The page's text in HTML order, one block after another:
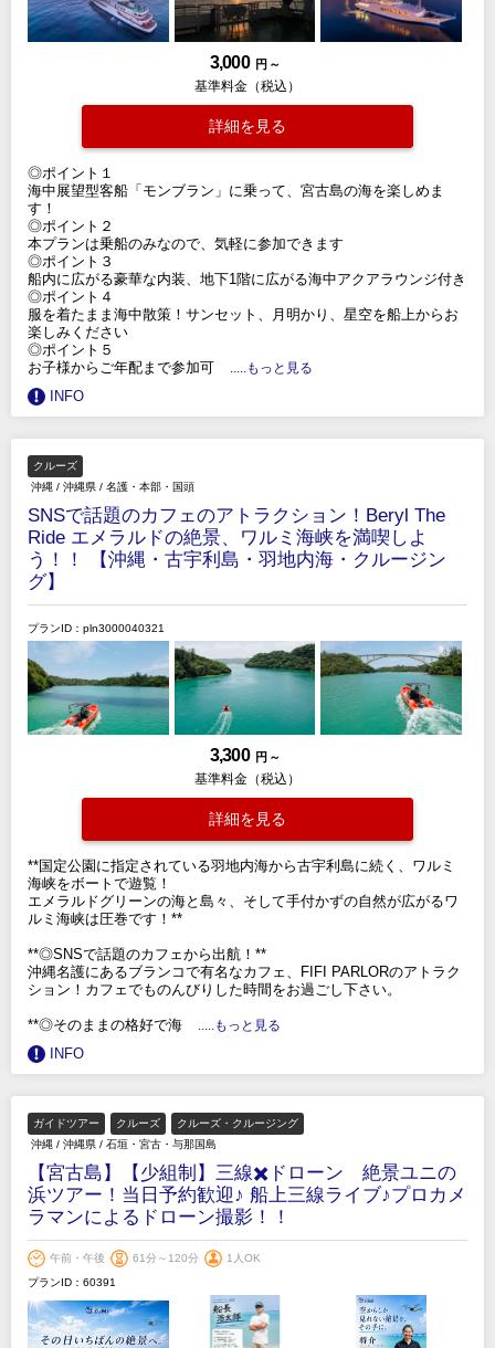
3,000 円 ～
基準料金（税込）
詳細を見る
◎ポイント１
海中展望型客船「モンブラン」に乗って、宮古島の海を楽しめま
す！
◎ポイント２
本プランは乗船のみなので、気軽に参加できます
◎ポイント３
船内に広がる豪華な内装、地下1階に広がる海中アクアラウンジ付き
◎ポイント４
服を着たまま海中散策！サンセット、月明かり、星空を船上からお
楽しみください
◎ポイント５
お子様からご年配まで参加可
.....もっと見る
INFO
クルーズ
沖縄 / 沖縄県 / 名護・本部・国頭
SNSで話題のカフェのアトラクション！Beryl The
Ride エメラルドの絶景、ワルミ海峡を満喫しよ
う！！ 【沖縄・古宇利島・羽地内海・クルージン
グ】
プランID：pln3000040321
3,300 円 ～
基準料金（税込）
詳細を見る
**国定公園に指定されている羽地内海から古宇利島に続く、ワルミ
海峡をボートで遊覧！
エメラルドグリーンの海と島々、そして手付かずの自然が広がるワ
ルミ海峡は圧巻です！**
**◎SNSで話題のカフェから出航！**
沖縄名護にあるブランコで有名なカフェ、FIFI PARLORのアトラク
ション！カフェでものんびりした時間をお過ごし下さい。
**◎そのままの格好で海 .....もっと見る
INFO
ガイドツアー クルーズ
クルーズ・クルージング
沖縄 / 沖縄県 / 石垣・宮古・与那国島
【宮古島】【少組制】三線✖️ドローン 絶景ユニの
浜ツアー！当日予約歓迎♪ 船上三線ライブ♪プロカメ
ラマンによるドローン撮影！！
午前・午後 61分～120分
1人OK
プランID：60391